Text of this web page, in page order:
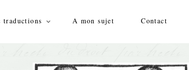
traductions A mon sujet Contact